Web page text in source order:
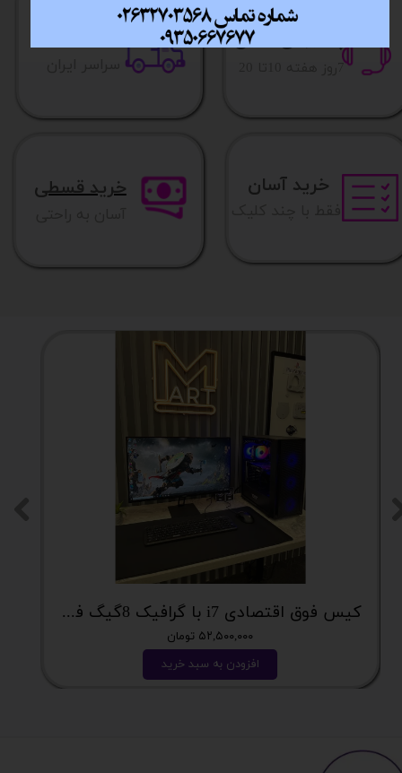
پشتیبانی انلاین
​7روز هفته 10تا 20
خرید آسان خرید قسطی
کیس فوق اقتصادی i7 با گرافیک 8گیگ فوق اکونومی کد 2162
۵۲,۵۰۰,۰۰۰ تومان
افزودن به سبد خرید